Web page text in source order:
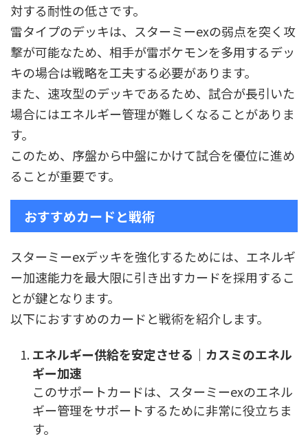
対する耐性の低さです。
雷タイプのデッキは、スターミーexの弱点を突く攻
撃が可能なため、相手が雷ポケモンを多用するデッ
キの場合は戦略を工夫する必要があります。
また、速攻型のデッキであるため、試合が長引いた
場合にはエネルギー管理が難しくなることがありま
す。
このため、序盤から中盤にかけて試合を優位に進め
ることが重要です。
おすすめカードと戦術
スターミーexデッキを強化するためには、エネルギ
ー加速能力を最大限に引き出すカードを採用するこ
とが鍵となります。
以下におすすめのカードと戦術を紹介します。
エネルギー供給を安定させる｜カスミのエネル
ギー加速
このサポートカードは、スターミーexのエネル
ギー管理をサポートするために非常に役立ちま
す。